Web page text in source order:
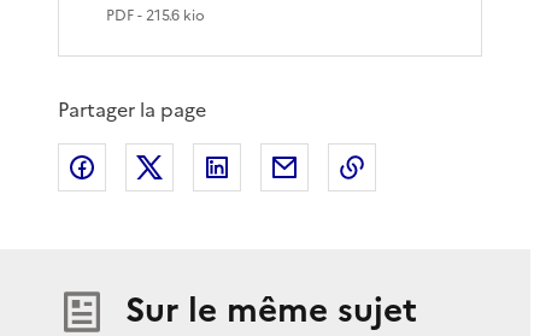
PDF- 215.6 kio
Partager la page
Partager sur Facebook
Partager sur XPartager sur LinkedIn
Partager par email
Sur le même sujet